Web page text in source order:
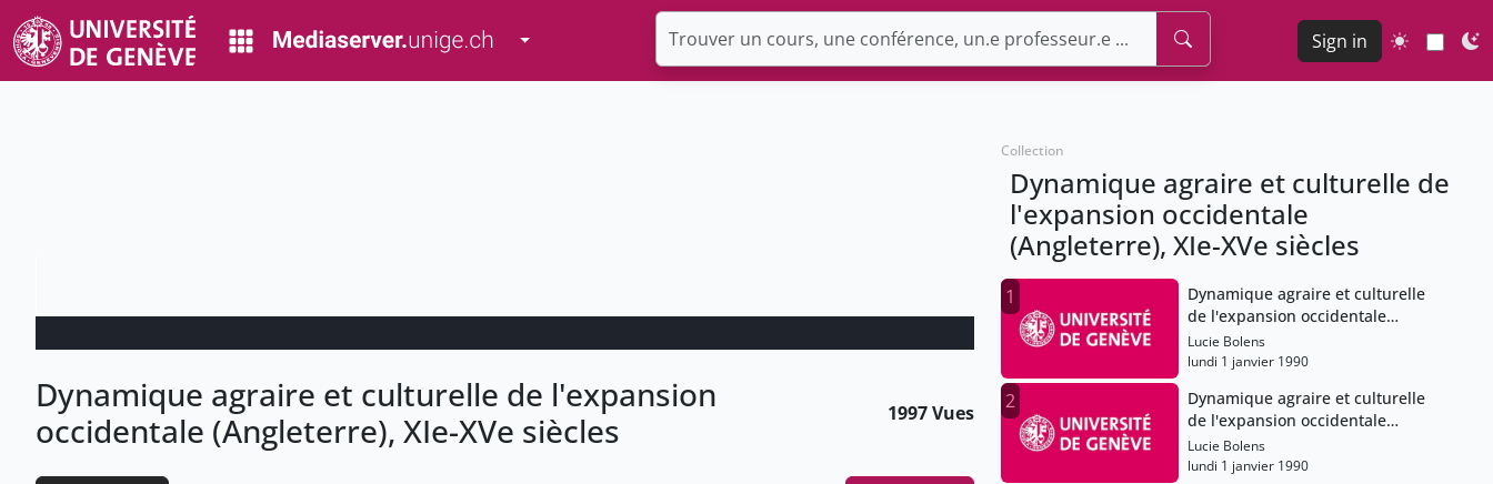
Toggle Dropdown Sign in
Dynamique agraire et culturelle de l'expansion
occidentale (Angleterre), XIe-XVe siècles
1997 Vues
Collection
Dynamique agraire et culturelle de
l'expansion occidentale
(Angleterre), XIe-XVe siècles
1
Dynamique agraire et culturelle
de l'expansion occidentale
(Angleterre), XIe-XVe siècles
Lucie Bolens
lundi 1 janvier 1990
2
Dynamique agraire et culturelle
de l'expansion occidentale
(Angleterre), XIe-XVe siècles
Lucie Bolens
lundi 1 janvier 1990